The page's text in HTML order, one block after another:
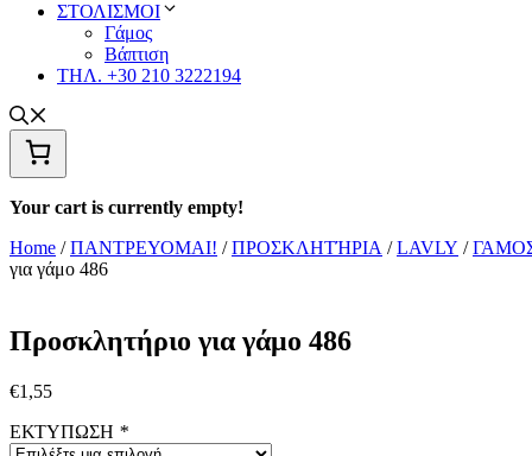
ΣΤΟΛΙΣΜΟΙ
Γάμος
Βάπτιση
ΤΗΛ. +30 210 3222194
Your cart is currently empty!
Home /ΠΑΝΤΡΕΥΟΜΑΙ! /ΠΡΟΣΚΛΗΤΉΡΙΑ /LAVLY /
για γάμο 486
Προσκλητήριο για γάμο 486
€1,55
ΕΚΤΥΠΩΣΗ *